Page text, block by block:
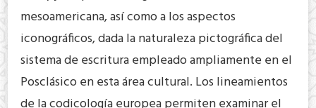
mesoamericana, así como a los aspectos
iconográficos, dada la naturaleza pictográfica del
sistema de escritura empleado ampliamente en el
Posclásico en esta área cultural. Los lineamientos